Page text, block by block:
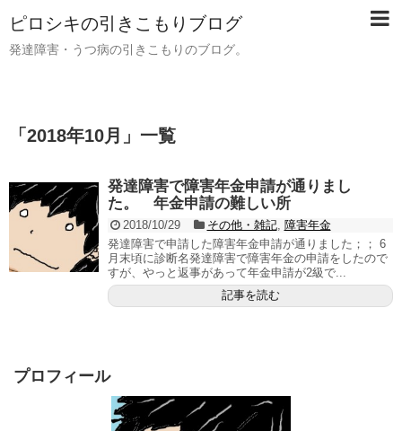
ピロシキの引きこもりブログ
発達障害・うつ病の引きこもりのブログ。
「 2018年10月 」 一覧
発達障害で障害年金申請が通りまし
た。 年金申請の難しい所
2018/10/29 その他・雑記, 障害年金
発達障害で申請した障害年金申請が通りました；； 6
月末頃に診断名発達障害で障害年金の申請をしたので
すが、やっと返事があって年金申請が2級で...
記事を読む
プロフィール